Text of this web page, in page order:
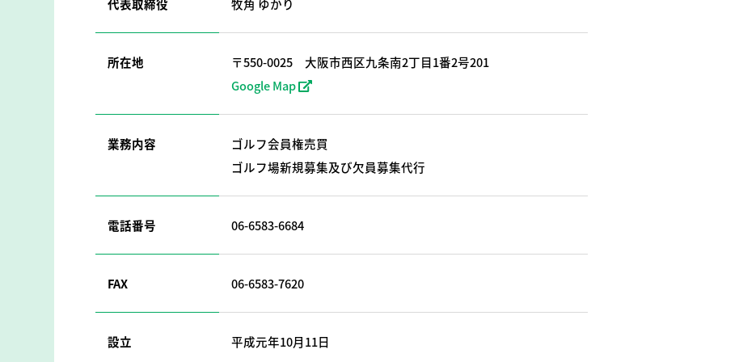
代表取締役 牧角 ゆかり
所在地 〒550-0025 大阪市西区九条南2丁目1番2号201
Google Map
業務内容
ゴルフ会員権売買
ゴルフ場新規募集及び欠員募集代行
電話番号 06-6583-6684
FAX 06-6583-7620
設立 平成元年10月11日